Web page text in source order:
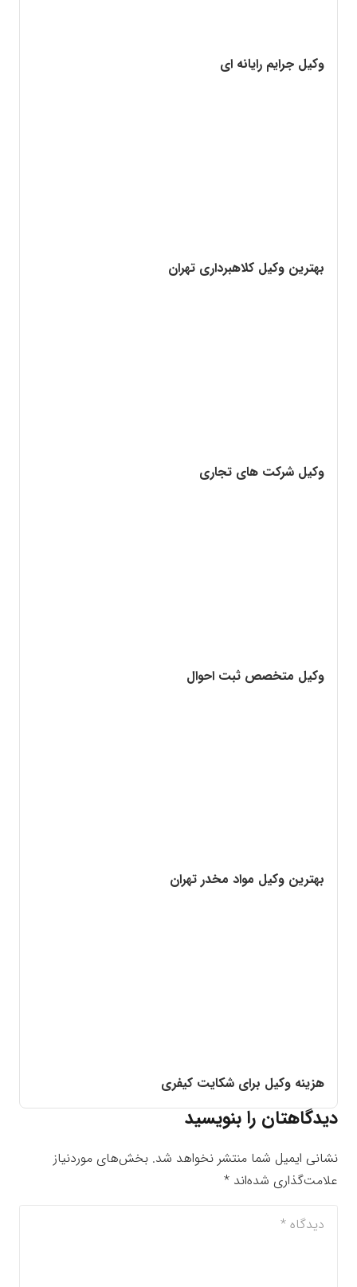
وکیل جرایم رایانه ای
بهترین وکیل کلاهبرداری تهران
وکیل شرکت های تجاری
وکیل متخصص ثبت احوال
بهترین وکیل مواد مخدر تهران
هزینه وکیل برای شکایت کیفری
دیدگاهتان را بنویسید
نشانی ایمیل شما منتشر نخواهد شد. بخش‌های موردنیاز
علامت‌گذاری شده‌اند *